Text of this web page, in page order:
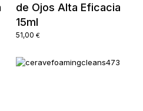
de Ojos Alta Eficacia
15ml
51,00 €